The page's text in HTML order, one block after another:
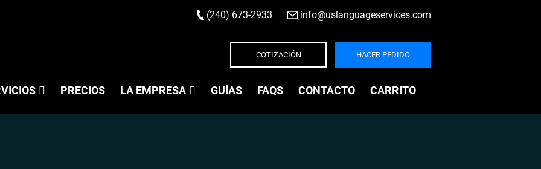
(240) 673-2933 info@uslanguageservices.com
COTIZACIÓN HACER PEDIDO
PRECIOS LA EMPRESA GUÍAS FAQS CONTACTO CARRITO